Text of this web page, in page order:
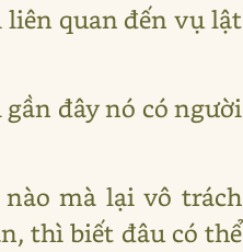
quan đến vụ lật
đây nó có người
mà lại vô trách
thì biết đâu có thể